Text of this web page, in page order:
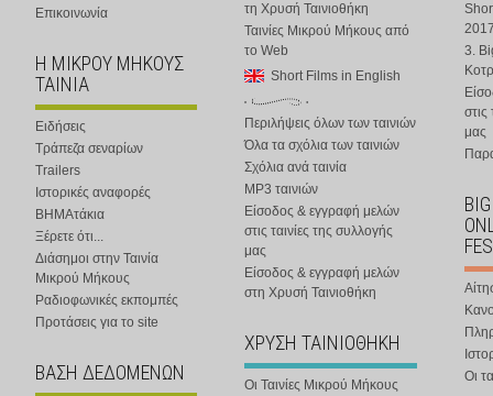
Επικοινωνία
Η ΜΙΚΡΟΥ ΜΗΚΟΥΣ
ΤΑΙΝΙΑ
Ειδήσεις
Τράπεζα σεναρίων
Trailers
Ιστορικές αναφορές
ΒΗΜΑτάκια
Ξέρετε ότι...
Διάσημοι στην Ταινία
Μικρού Μήκους
Ραδιοφωνικές εκπομπές
Προτάσεις για το site
ΒΑΣΗ ΔΕΔΟΜΕΝΩΝ
τη Χρυσή Ταινιοθήκη
Ταινίες Μικρού Μήκους από
το Web
Short Films in English
Περιλήψεις όλων των ταινιών
Όλα τα σχόλια των ταινιών
Σχόλια ανά ταινία
MP3 ταινιών
Είσοδος & εγγραφή μελών
στις ταινίες της συλλογής
μας
Είσοδος & εγγραφή μελών
στη Χρυσή Ταινιοθήκη
ΧΡΥΣΗ ΤΑΙΝΙΟΘΗΚΗ
Οι Ταινίες Μικρού Μήκους
3.
στις
μας
Οι